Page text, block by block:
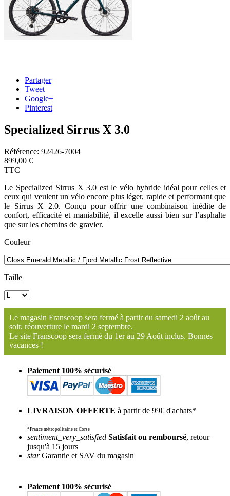
Partager
Tweet
Google+
Pinterest
Specialized Sirrus X 3.0
Référence: 92426-7004
899,00 €
TTC
Le Specialized Sirrus X 3.0 est le vélo hybride idéal pour celles et
ceux qui veulent un vélo encore plus léger, rapide et performant que
le Sirrus X 2.0. Conçu pour offrir une combinaison inédite de
confort, efficacité et maniabilité, il excelle aussi bien sur l’asphalte
que sur les chemins de gravier.
Couleur
Taille
Le magasin Franscoop sera fermé à partir du samedi 2 août au
soir, réouverture le mardi 2 septembre.
Le site Franscoop sera fermé du 1er au 29 Août inclus. Bonnes
vacances !
Paiement 100% sécurisé
LIVRAISON OFFERTE à partir de 99€ d'achats*
*France métropolitaine et Corse
sentiment_very_satisfied Satisfait ou remboursé, retour
jusqu'à 15 jours
starGarantie et SAV du magasin
Paiement 100% sécurisé